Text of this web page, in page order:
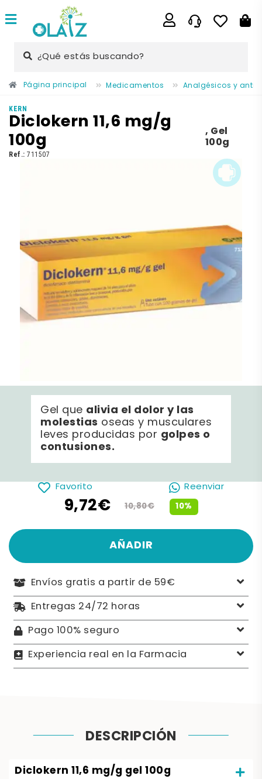
¿Qué estás buscando?
Página principal Medicamentos Analgésicos y
KERN
Diclokern 11,6 mg/g
100g , Gel
100g
Ref.: 711507
Gel que alivia el dolor y las
molestias oseas y musculares
leves producidas por golpes o
contusiones.
Favorito Reenviar
10%
9,72€ 10,80€
AÑADIR
Envíos gratis a partir de 59€
Entregas 24/72 horas
Pago 100% seguro
Experiencia real en la Farmacia
DESCRIPCIÓN
Diclokern 11,6 mg/g gel 100g